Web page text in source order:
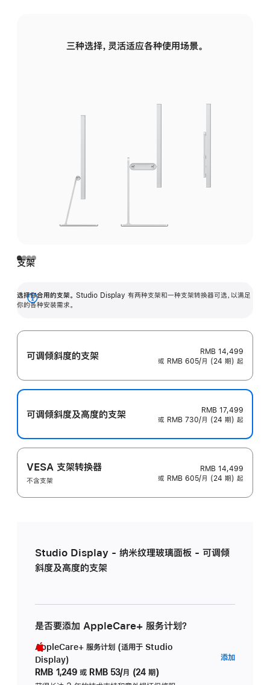
三种选择，灵活适应各种使用场景。
支架
选择你合用的支架。 Studio Display 有两种支架和一种支架转换器可选，以满足
你的各种安装需求。
展
可调倾斜度的支架
RMB 14,499
或 RMB 605/月 (24 期) 起
可调倾斜度及高‍度的支‍架
RMB 17,499
或 RMB 730/月 (24 期) 起
VESA 支架转换器
不含支架
RMB 14,499
或 RMB 605/月 (24 期) 起
Studio Display - 纳米纹理玻璃面板 - 可调倾
斜度及高度的支架
是否要添加 AppleCare+ 服务计划？
AppleCare+ 服务计划 (适用于 Studio
Display)
RMB 1,249 或 RMB 53/月 (24 期)
添加